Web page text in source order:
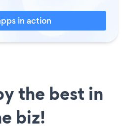
in action
the best in
biz!